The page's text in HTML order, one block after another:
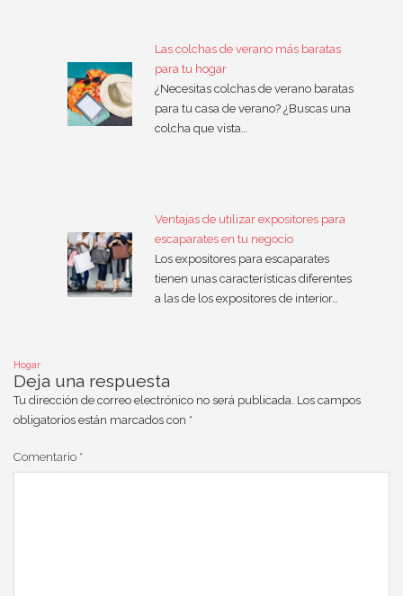
Las colchas de verano más baratas
para tu hogar
¿Necesitas colchas de verano baratas
para tu casa de verano? ¿Buscas una
colcha que vista…
Ventajas de utilizar expositores para
escaparates en tu negocio
Los expositores para escaparates
tienen unas características diferentes
a las de los expositores de interior…
Hogar
Deja una respuesta
Tu dirección de correo electrónico no será publicada. Los campos
obligatorios están marcados con *
Comentario *